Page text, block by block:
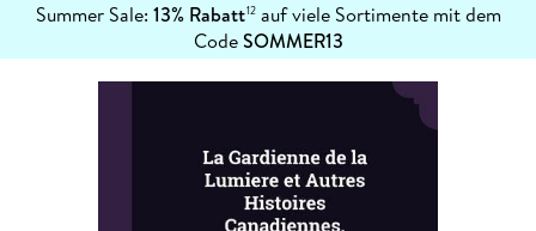
Summer Sale: 13% Rabatt12auf viele Sortimente mit dem
CodeSOMMER13
erfahren